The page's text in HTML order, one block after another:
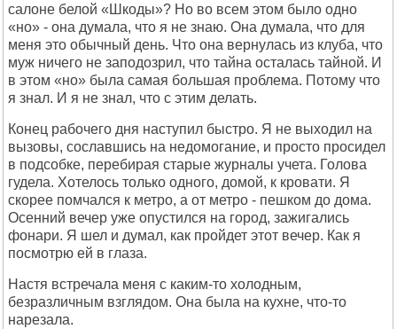
салоне белой «Шкоды»? Но во всем этом было одно
«но» - она думала, что я не знаю. Она думала, что для
меня это обычный день. Что она вернулась из клуба, что
муж ничего не заподозрил, что тайна осталась тайной. И
в этом «но» была самая большая проблема. Потому что
я знал. И я не знал, что с этим делать.
Конец рабочего дня наступил быстро. Я не выходил на
вызовы, сославшись на недомогание, и просто просидел
в подсобке, перебирая старые журналы учета. Голова
гудела. Хотелось только одного, домой, к кровати. Я
скорее помчался к метро, а от метро - пешком до дома.
Осенний вечер уже опустился на город, зажигались
фонари. Я шел и думал, как пройдет этот вечер. Как я
посмотрю ей в глаза.
Настя встречала меня с каким-то холодным,
безразличным взглядом. Она была на кухне, что-то
нарезала.